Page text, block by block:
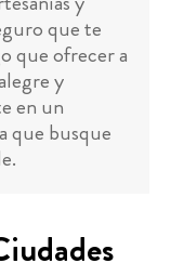
que te
que ofrecer a
y
en un
que busque